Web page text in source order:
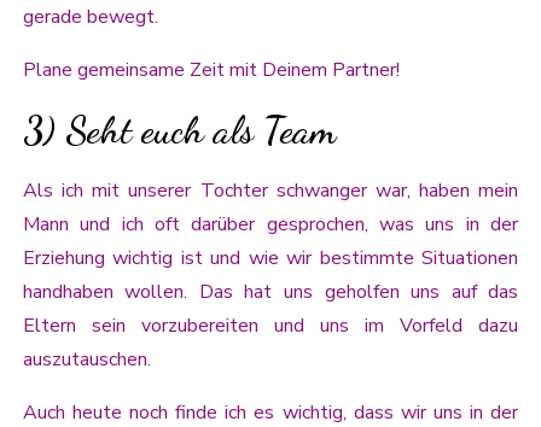
gerade bewegt.
Plane gemeinsame Zeit mit Deinem Partner!
3) Seht euch als Team
Als ich mit unserer Tochter schwanger war, haben mein
Mann und ich oft darüber gesprochen, was uns in der
Erziehung wichtig ist und wie wir bestimmte Situationen
handhaben wollen. Das hat uns geholfen uns auf das
Eltern sein vorzubereiten und uns im Vorfeld dazu
auszutauschen.
Auch heute noch finde ich es wichtig, dass wir uns in der